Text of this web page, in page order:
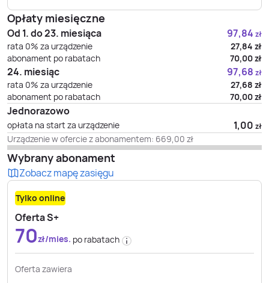
Opłaty miesięczne
Od 1. do 23. miesiąca 97,84 zł
rata 0% za urządzenie 27,84 zł
abonament po rabatach
70,00zł
24. miesiąc 97,68 zł
rata 0% za urządzenie 27,68 zł
abonament po rabatach
70,00zł
Jednorazowo
opłata na start za urządzenie 1,00 zł
Urządzenie w ofercie z abonamentem: 669,00 zł
Wybrany abonament
Zobacz mapę zasięgu
Tylko online
Oferta S+
70zł/mies. po rabatach
Oferta zawiera